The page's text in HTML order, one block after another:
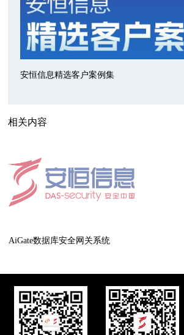
安恒信息精选客户案例集
相关内容
AiGate数据库安全网关系统